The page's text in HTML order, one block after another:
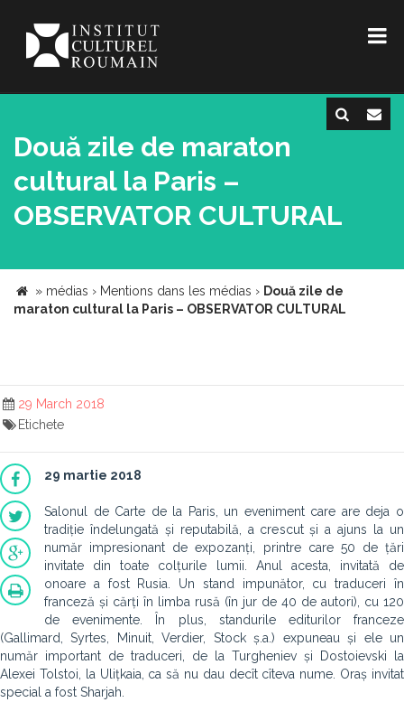
Două zile de maraton
cultural la Paris –
OBSERVATOR CULTURAL
» médias › Mentions dans les médias › Două zile de
maraton cultural la Paris – OBSERVATOR CULTURAL
29 March 2018
Etichete
29 martie 2018
Salonul de Carte de la Paris, un eveniment care are deja o
tradiție îndelungată și reputabilă, a crescut și a ajuns la un
număr impresionant de expozanți, printre care 50 de țări
invitate din toate colțurile lumii. Anul acesta, invitată de
onoare a fost Rusia. Un stand impunător, cu traduceri în
franceză și cărți în limba rusă (în jur de 40 de autori), cu 120
de evenimente. În plus, standurile editurilor franceze
(Gallimard, Syrtes, Minuit, Verdier, Stock ș.a.) expuneau și ele un
număr important de traduceri, de la Turgheniev și Dostoievski la
Alexei Tolstoi, la Ulițkaia, ca să nu dau decît cîteva nume. Oraș invitat
special a fost Sharjah.